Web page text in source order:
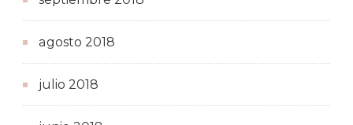
agosto 2018
julio 2018